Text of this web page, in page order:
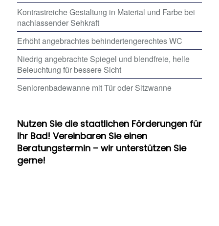
Kontrastreiche Gestaltung in Material und Farbe bei
nachlassender Sehkraft
Erhöht angebrachtes behindertengerechtes WC
Niedrig angebrachte Spiegel und blendfreie, helle
Beleuchtung für bessere Sicht
Seniorenbadewanne mit Tür oder Sitzwanne
Nutzen Sie die staatlichen Förderungen für
Ihr Bad! Vereinbaren Sie einen
Beratungstermin – wir unterstützen Sie
gerne!